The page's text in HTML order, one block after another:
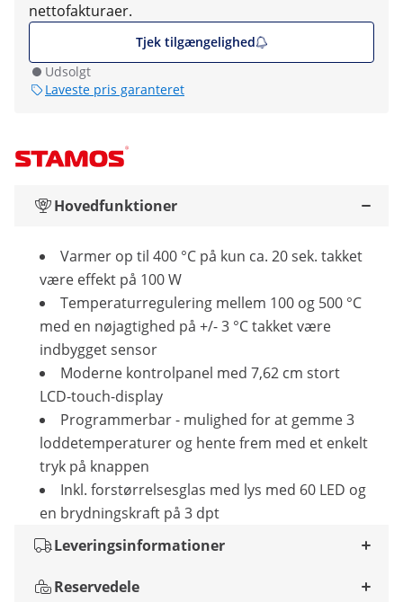
nettofakturaer.
Tjek tilgængelighed
Udsolgt
Laveste pris garanteret
Hovedfunktioner
Varmer op til 400 °C på kun ca. 20 sek. takket
være effekt på 100 W
Temperaturregulering mellem 100 og 500 °C
med en nøjagtighed på +/- 3 °C takket være
indbygget sensor
Moderne kontrolpanel med 7,62 cm stort
LCD-touch-display
Programmerbar - mulighed for at gemme 3
loddetemperaturer og hente frem med et enkelt
tryk på knappen
Inkl. forstørrelsesglas med lys med 60 LED og
en brydningskraft på 3 dpt
Leveringsinformationer
Reservedele